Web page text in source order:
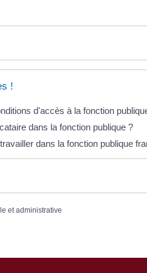
!
d'accès à la fonction
dans la fonction publique ?
dans la fonction publique
et administrative